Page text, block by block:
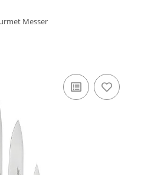
Messer